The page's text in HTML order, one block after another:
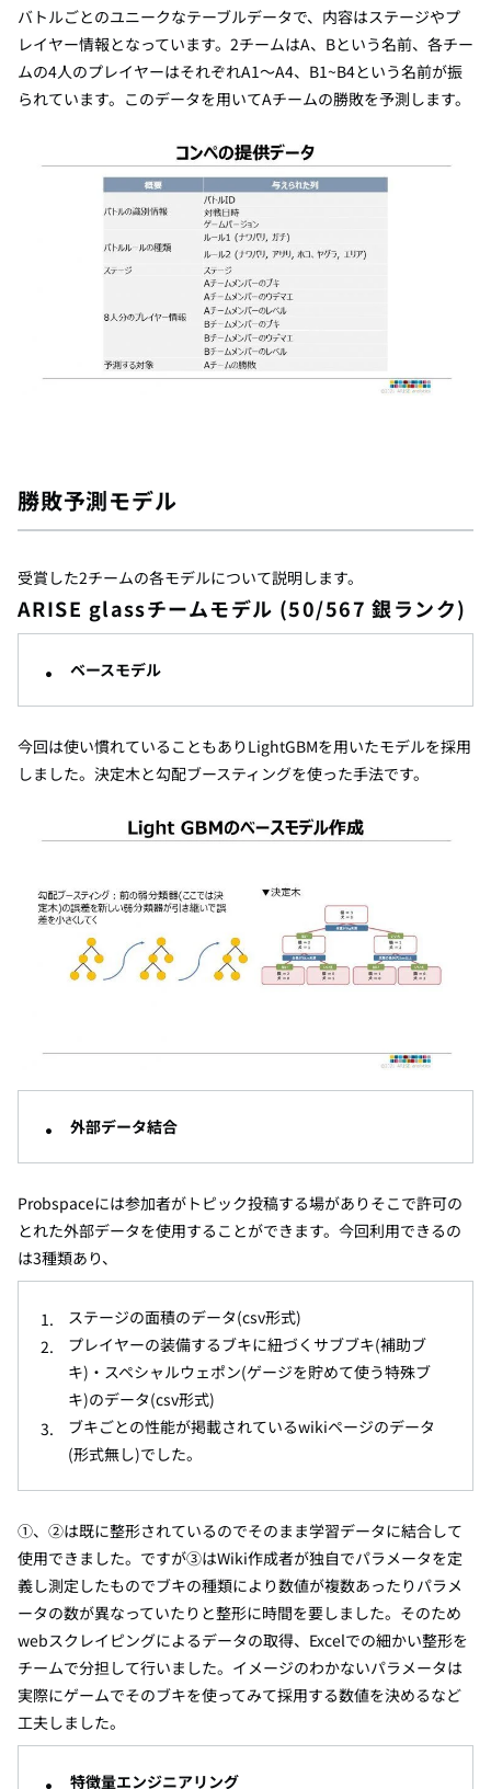
バトルごとのユニークなテーブルデータで、内容はステージやプ
レイヤー情報となっています。 2チームはA、 Bという名前、各チー
ムの4人のプレイヤーはそれぞれA1～A4、 B1~B4という名前が振
られています。このデータを用いてAチームの勝敗を予測します。
勝敗予測モデル
受賞した2チームの各モデルについて説明します。
ARISE glassチームモデル (50/567銀ランク)
ベースモデル
今回は使い慣れていることもあり LightGBMを用いたモデルを採用
しました。決定木と勾配ブースティングを使った手法です。
外部データ結合
Probspaceには参加者がトピック投稿する場がありそこで許可の
とれた外部データを使用することができます。今回利用できるの
は3種類あり、
ステージの面積のデータ(csv形式)
プレイヤーの装備するブキに紐づくサブブキ(補助ブ
キ) ・スペシャルウェポン(ゲージを貯めて使う特殊ブ
キ)のデータ(csv形式)
ブキごとの性能が掲載されているwikiページのデータ
(形式無し)でした。
①、②は既に整形されているのでそのまま学習データに結合して
使用できました。ですが③はWiki作成者が独自でパラメータを定
義し測定したものでブキの種類により数値が複数あったりパラメ
ータの数が異なっていたりと整形に時間を要しました。そのため
webスクレイピングによるデータの取得、 Excelでの細かい整形を
チームで分担して行いました。イメージのわかないパラメータは
実際にゲームでそのブキを使ってみて採用する数値を決めるなど
工夫しました。
特徴量エンジニアリング